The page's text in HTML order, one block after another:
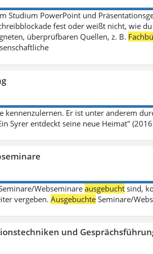
Studium PowerPoint und
fest oder weißt nicht, wie
überprüfbaren Quellen, z. B.
kennenzulernen. Er ist unter anderem
Syrer entdeckt seine neue Heimat"
Webseminareausgebucht sind,
vergeben.Ausgebuchte Seminare/
und